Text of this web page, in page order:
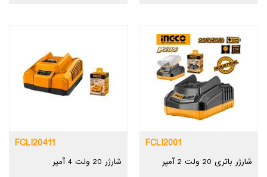
FCLI2001
شارژر باتری 20 ولت 2 آمپر
FCLI20411
شارژر 20 ولت 4 آمپر